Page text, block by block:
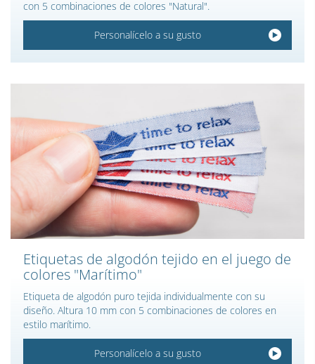
con 5 combinaciones de colores "Natural".
Personalícelo a su gusto
Etiquetas de algodón tejido en el juego de
colores "Marítimo"
Etiqueta de algodón puro tejida individualmente con su
diseño. Altura 10 mm con 5 combinaciones de colores en
estilo marítimo.
Personalícelo a su gusto